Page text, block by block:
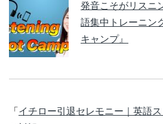
発音こそがリスニ
語集中トレーニン
キャンプ』
「 イチロー引退セレモニー｜英語